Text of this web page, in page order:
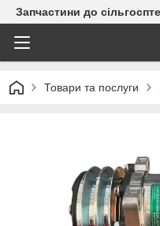
Запчастини до
Товари та послуги